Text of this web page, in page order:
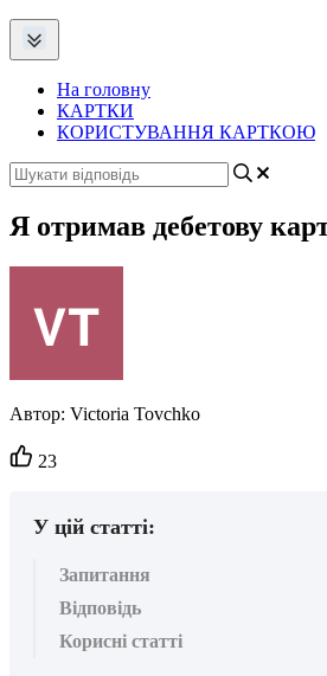
На головну
КАРТКИ
КОРИСТУВАННЯ КАРТКОЮ
Я отримав дебетову
Автор: Victoria Tovchko
Кількість
вподобайок:
23
У цій статті:
Запитання
Відповідь
Корисні статті